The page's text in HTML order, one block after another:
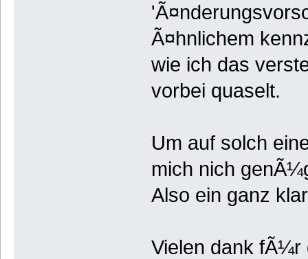
Ã¤hnlichem
wie ich das
vorbei quaselt.
Um auf solch
mich nich
Also ein ganz
Vielen dank fÃ¼r